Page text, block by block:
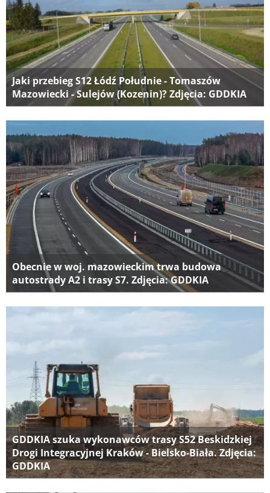
Jaki przebieg S12 Łódź Południe - Tomaszów
Mazowiecki - Sulejów (Kozenin)? Zdjęcia: GDDKIA
Obecnie w woj. mazowieckim trwa budowa
autostrady A2 i trasy S7. Zdjęcia: GDDKIA
GDDKIA szuka wykonawców trasy S52 Beskidzkiej
Drogi Integracyjnej Kraków - Bielsko-Biała. Zdjęcia:
GDDKIA